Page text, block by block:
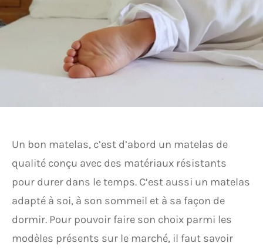
Un bon matelas, c’est d’abord un matelas de
qualité conçu avec des matériaux résistants
pour durer dans le temps. C’est aussi un matelas
adapté à soi, à son sommeil et à sa façon de
dormir. Pour pouvoir faire son choix parmi les
modèles présents sur le marché, il faut savoir